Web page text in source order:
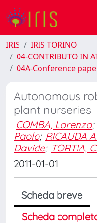
IRIS
IRIS TORINO
04-CONTRIBUTO IN
04A-Conference
Autonomous
plant nurseries
COMBA, Lorenzo;
Paolo; RICAUDA
Davide; TORTIA,
2011-01-01
Scheda breve
Scheda